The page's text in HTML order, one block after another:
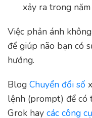
xảy ra trong
Việc phản ánh
để giúp não bạn có
hướng.
Blog Chuyển đổi số
lệnh (prompt) để có
Grok hay các công cụ